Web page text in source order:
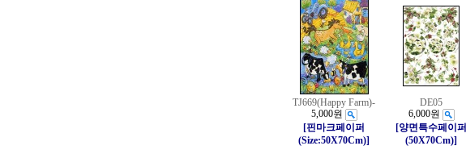
TJ669(Happy Farm)-
5,000원
[핀마크페이퍼
(Size:50X70Cm)]
DE05
6,000원
[양면특수페이퍼
(50X70Cm)]